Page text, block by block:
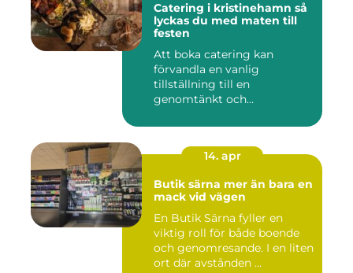
Catering i kristinehamn så
lyckas du med maten till
festen
Att boka catering kan
förvandla en vanlig
tillställning till en
genomtänkt och
14. apr
Butik särna mer än bara en
mack vid vägen
En Butik Särna fyller en
viktig roll för både boende
och genomresande. I en liten
ort där avstånden ...